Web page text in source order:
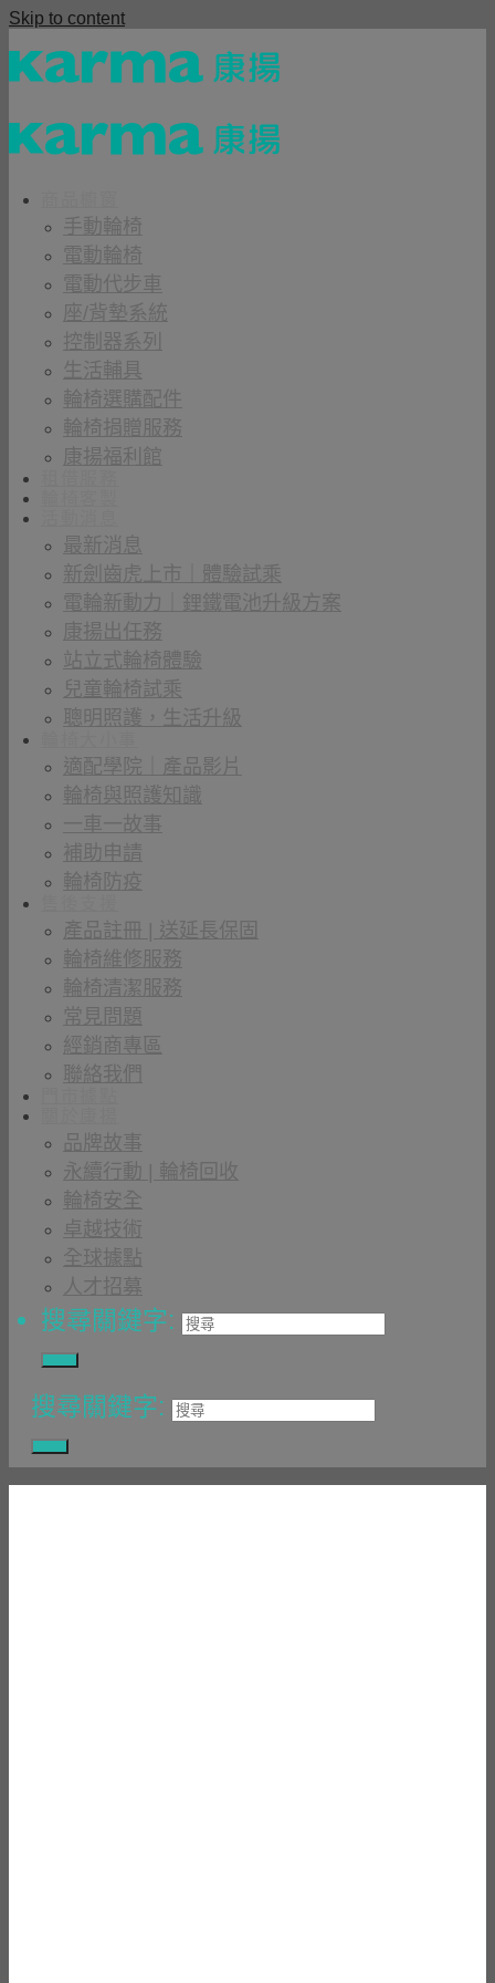
Skip to content
手動輪椅
電動輪椅
電動代步車
座/背墊系統
控制器系列
生活輔具
輪椅選購配件
輪椅捐贈服務
康揚福利館
最新消息
新劍齒虎上市｜體驗試乘
電輪新動力｜鋰鐵電池升級方案
康揚出任務
站立式輪椅體驗
兒童輪椅試乘
聰明照護，生活升級
適配學院｜產品影片
輪椅與照護知識
一車一故事
補助申請
輪椅防疫
產品註冊 | 送延長保固
輪椅維修服務
輪椅清潔服務
常見問題
經銷商專區
聯絡我們
品牌故事
永續行動 | 輪椅回收
輪椅安全
卓越技術
全球據點
人才招募
搜尋關鍵字:
搜尋關鍵字: